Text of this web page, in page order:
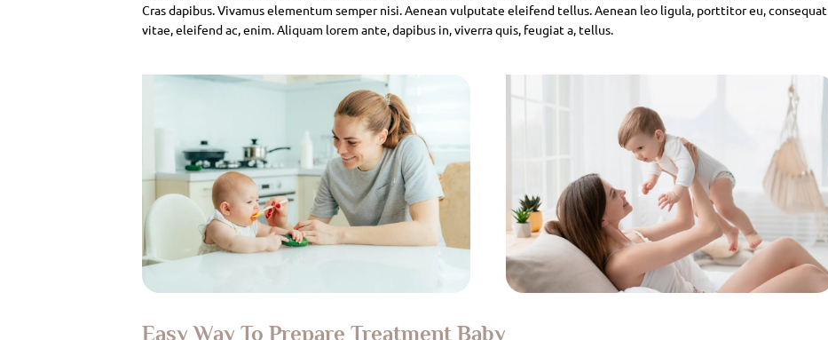
Cras dapibus. Vivamus elementum semper nisi. Aenean vulputate eleifend tellus. Aenean leo ligula, porttitor eu, consequat
vitae, eleifend ac, enim. Aliquam lorem ante, dapibus in, viverra quis, feugiat a, tellus.
Easy Way To Prepare Treatment Baby